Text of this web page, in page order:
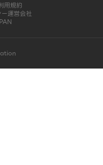
用規約
運営会社
た | LINE占い